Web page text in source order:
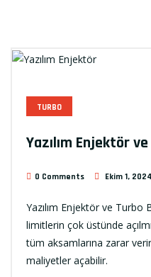
TURBO
Yazılım Enjektör
0 Comments Ekim 1, 2024
Yazılım Enjektör ve Turbo
limitlerin çok üstünde
tüm aksamlarına zarar
maliyetler açabilir.